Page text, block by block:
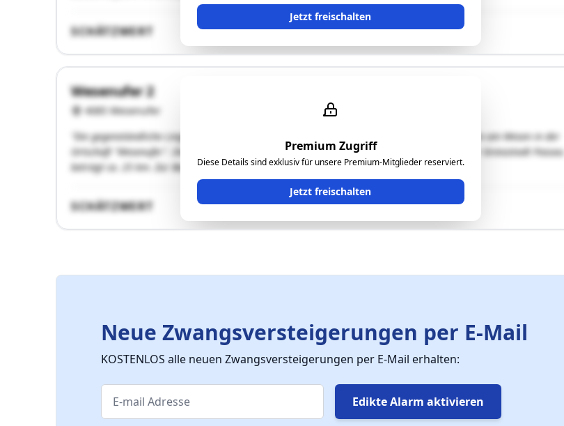
Jetzt freischalten
SCHÄTZWERT
Premium Zugriff
Diese Details sind exklusiv für unsere Premium-Mitglieder reserviert.
Jetzt freischalten
Wesenufer 2
4085 Wesenufer
"Die gegenständliche Liegenschaft mit dem Gst.269 befindet sich in der Gemeinde Waldkirchen am Wesen in der
Ortschaft "Wesenufer". Die Entfernung nach Waldkirchen beträgt ca. 4 km. Die Entfernung zur Grenzstadt Passau
beträgt ca. 25 km. Zur Bezirksstadt Schärding beträgt …"
SCHÄTZWERT
Neue Zwangsversteigerungen per E-Mail
KOSTENLOS alle neuen Zwangsversteigerungen per E-Mail erhalten:
Edikte Alarm aktivieren